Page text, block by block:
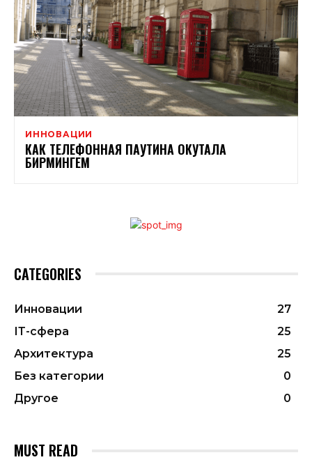
ИННОВАЦИИ
КАК ТЕЛЕФОННАЯ ПАУТИНА ОКУТАЛА
БИРМИНГЕМ
CATEGORIES
Инновации
27
ІТ-сфера
25
Архитектура
25
Без категории
0
Другое
0
MUST READ